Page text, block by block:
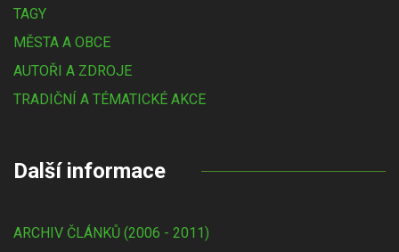
TAGY
MĚSTA A OBCE
AUTOŘI A ZDROJE
TRADIČNÍ A TÉMATICKÉ AKCE
Další informace
ARCHIV ČLÁNKŮ (2006 - 2011)